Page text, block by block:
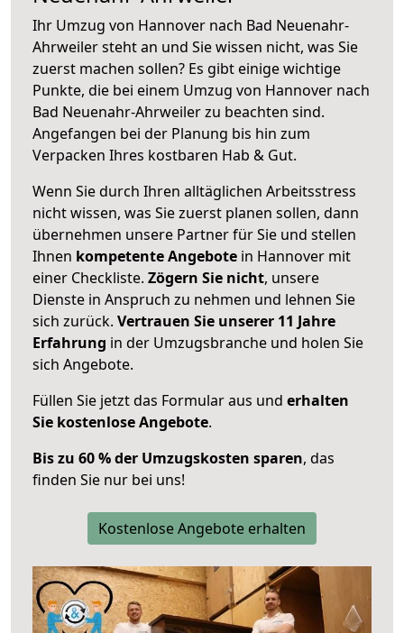
Ihr Umzug von Hannover nach Bad Neuenahr-
Ahrweiler steht an und Sie wissen nicht, was Sie
zuerst machen sollen? Es gibt einige wichtige
Punkte, die bei einem Umzug von Hannover nach
Bad Neuenahr-Ahrweiler zu beachten sind.
Angefangen bei der Planung bis hin zum
Verpacken Ihres kostbaren Hab & Gut.
Wenn Sie durch Ihren alltäglichen Arbeitsstress
nicht wissen, was Sie zuerst planen sollen, dann
übernehmen unsere Partner für Sie und stellen
Ihnen kompetente Angebote in Hannover mit
einer Checkliste. Zögern Sie nicht, unsere
Dienste in Anspruch zu nehmen und lehnen Sie
sich zurück. Vertrauen Sie unserer 11 Jahre
Erfahrung in der Umzugsbranche und holen Sie
sich Angebote.
Füllen Sie jetzt das Formular aus und erhalten
Sie kostenlose Angebote.
Bis zu 60 % der Umzugskosten sparen, das
finden Sie nur bei uns!
Kostenlose Angebote erhalten